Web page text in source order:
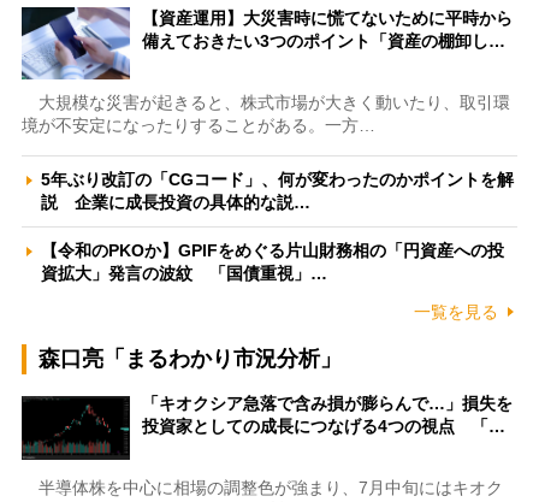
【資産運用】大災害時に慌てないために平時から
備えておきたい3つのポイント「資産の棚卸し…
大規模な災害が起きると、株式市場が大きく動いたり、取引環
境が不安定になったりすることがある。一方…
5年ぶり改訂の「CGコード」、何が変わったのかポイントを解
説 企業に成長投資の具体的な説…
【令和のPKOか】GPIFをめぐる片山財務相の「円資産への投
資拡大」発言の波紋 「国債重視」…
一覧を見る
森口亮「まるわかり市況分析」
「キオクシア急落で含み損が膨らんで…」損失を
投資家としての成長につなげる4つの視点 「…
半導体株を中心に相場の調整色が強まり、7月中旬にはキオク